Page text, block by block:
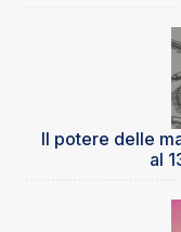
Il potere delle
al